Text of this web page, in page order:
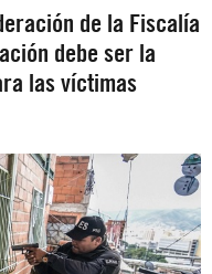
de la Fiscalía
debe ser la
las víctimas